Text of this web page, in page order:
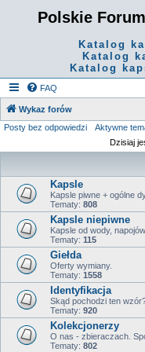
Polskie
Katalog
Katalog
Katalog
FAQ
Wykaz forów
Posty bez odpowiedzi
Aktywne
Dzisiaj
Kapsle
Kapsle piwne + ogólne
Tematy: 808
Kapsle niepiwne
Kapsle od wody,
Tematy: 115
Giełda
Oferty wymiany.
Tematy: 1558
Identyfikacja
Skąd pochodzi ten
Tematy: 920
Kolekcjonerzy
O nas - zbieraczach.
Tematy: 802